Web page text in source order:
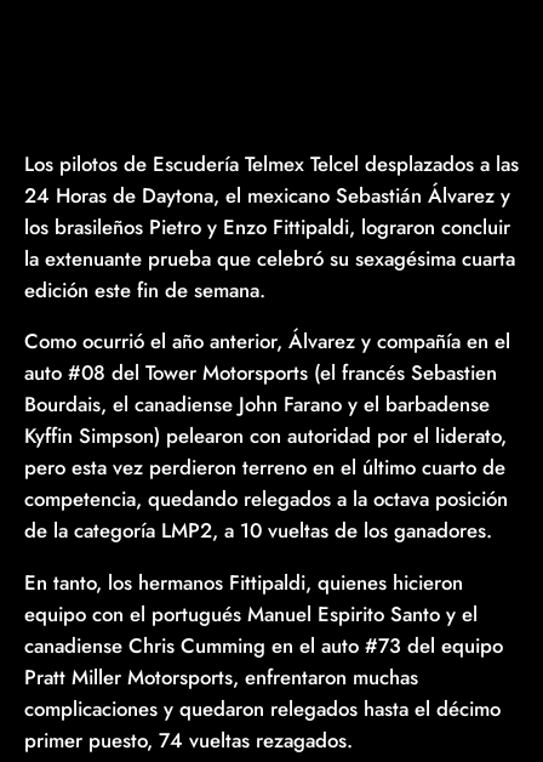
Los pilotos de Escudería Telmex Telcel desplazados a las
24 Horas de Daytona, el mexicano Sebastián Álvarez y
los brasileños Pietro y Enzo Fittipaldi, lograron concluir
la extenuante prueba que celebró su sexagésima cuarta
edición este fin de semana.
Como ocurrió el año anterior, Álvarez y compañía en el
auto #08 del Tower Motorsports (el francés Sebastien
Bourdais, el canadiense John Farano y el barbadense
Kyffin Simpson) pelearon con autoridad por el liderato,
pero esta vez perdieron terreno en el último cuarto de
competencia, quedando relegados a la octava posición
de la categoría LMP2, a 10 vueltas de los ganadores.
En tanto, los hermanos Fittipaldi, quienes hicieron
equipo con el portugués Manuel Espirito Santo y el
canadiense Chris Cumming en el auto #73 del equipo
Pratt Miller Motorsports, enfrentaron muchas
complicaciones y quedaron relegados hasta el décimo
primer puesto, 74 vueltas rezagados.